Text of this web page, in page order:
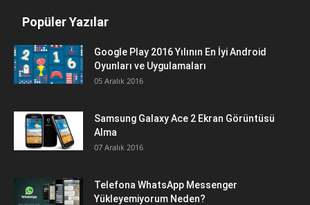
Popüler Yazılar
Google Play 2016 Yılının En İyi Android
Oyunları ve Uygulamaları
05 Aralık 2016
Samsung Galaxy Ace 2 Ekran Görüntüsü
Alma
07 Aralık 2016
Telefona WhatsApp Messenger
Yükleyemiyorum Neden?